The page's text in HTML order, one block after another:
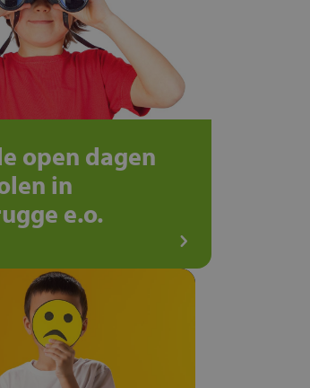
open dagen
in
e.o.